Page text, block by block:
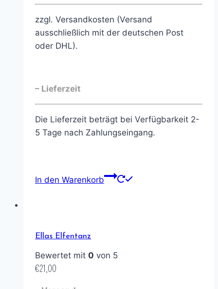
zzgl. Versandkosten (Versand
ausschließlich mit der deutschen Post
oder DHL).
– Lieferzeit
Die Lieferzeit beträgt bei Verfügbarkeit 2-
5 Tage nach Zahlungseingang.
In den Warenkorb
Ellas Elfentanz
Bewertet mit 0 von 5
€21,00